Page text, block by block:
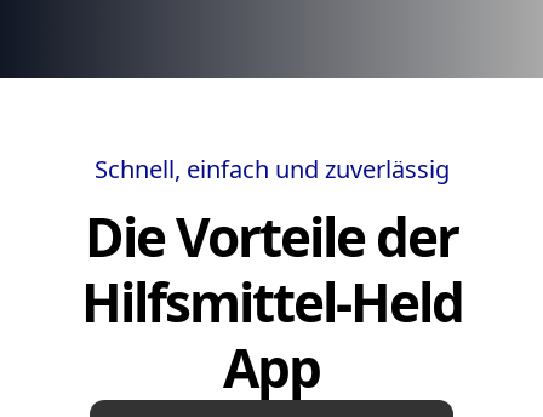
Schnell, einfach und zuverlässig
Die Vorteile der
Hilfsmittel-Held
App